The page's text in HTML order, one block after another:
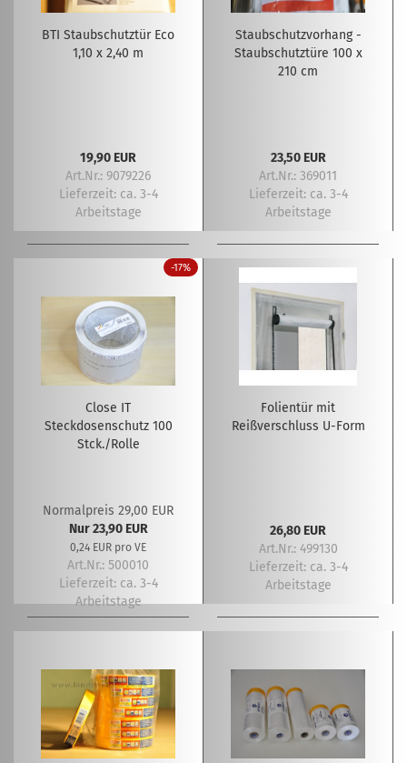
BTI Staubschutztür Eco
1,10 x 2,40 m
19,90 EUR
Art.Nr.: 9079226
Lieferzeit: ca. 3-4
Arbeitstage
Staubschutzvorhang -
Staubschutztüre 100 x
210 cm
23,50 EUR
Art.Nr.: 369011
Lieferzeit: ca. 3-4
Arbeitstage
-17%
Close IT
Steckdosenschutz 100
Stck./Rolle
Normalpreis 29,00 EUR
Nur 23,90 EUR
0,24 EUR pro VE
Art.Nr.: 500010
Lieferzeit: ca. 3-4
Arbeitstage
Folientür mit
Reißverschluss U-Form
26,80 EUR
Art.Nr.: 499130
Lieferzeit: ca. 3-4
Arbeitstage